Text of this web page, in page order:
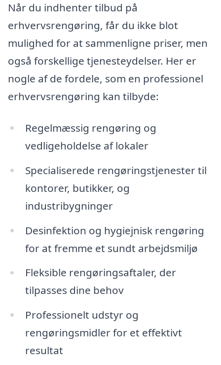
Når du indhenter tilbud på
erhvervsrengøring, får du ikke blot
mulighed for at sammenligne priser, men
også forskellige tjenesteydelser. Her er
nogle af de fordele, som en professionel
erhvervsrengøring kan tilbyde:
Regelmæssig rengøring og
vedligeholdelse af lokaler
Specialiserede rengøringstjenester til
kontorer, butikker, og
industribygninger
Desinfektion og hygiejnisk rengøring
for at fremme et sundt arbejdsmiljø
Fleksible rengøringsaftaler, der
tilpasses dine behov
Professionelt udstyr og
rengøringsmidler for et effektivt
resultat